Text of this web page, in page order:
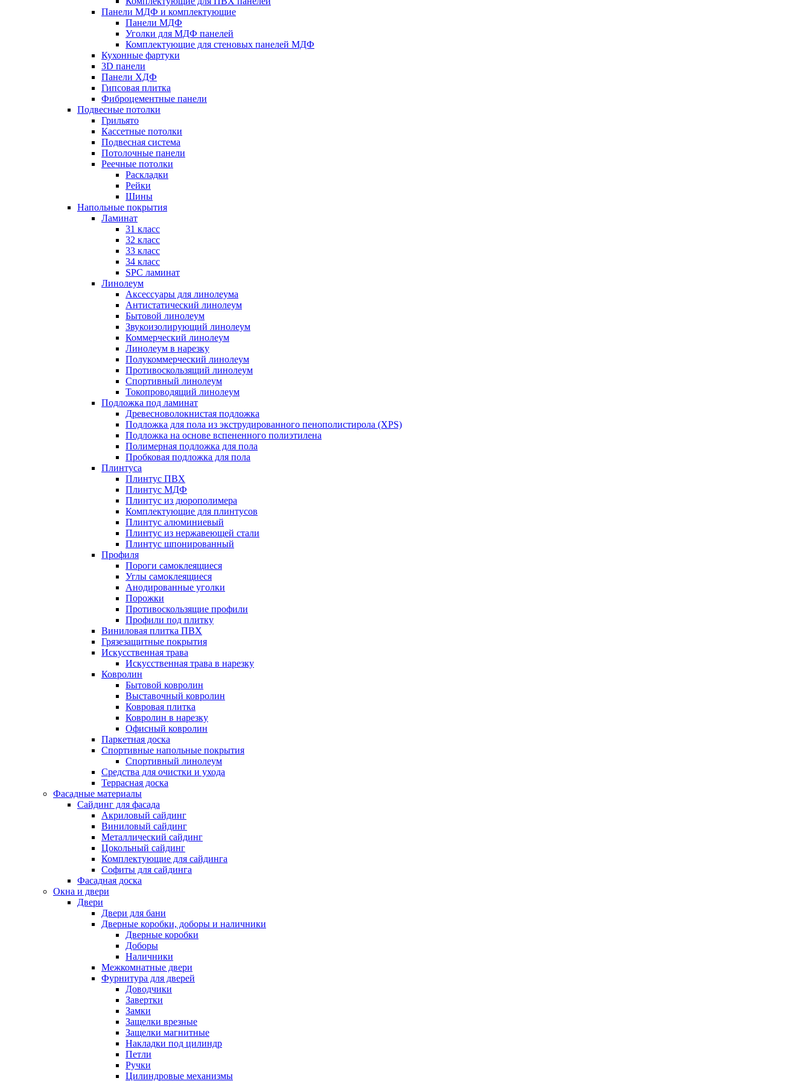
Панели МДФ и комплектующие
Панели МДФ
Уголки для МДФ панелей
Комплектующие для стеновых панелей МДФ
Кухонные фартуки
3D панели
Панели ХДФ
Гипсовая плитка
Фиброцементные панели
Подвесные потолки
Грильято
Кассетные потолки
Подвесная система
Потолочные панели
Реечные потолки
Раскладки
Рейки
Шины
Напольные покрытия
Ламинат
31 класс
32 класс
33 класс
34 класс
SPC ламинат
Линолеум
Аксессуары для линолеума
Антистатический линолеум
Бытовой линолеум
Звукоизолирующий линолеум
Коммерческий линолеум
Линолеум в нарезку
Полукоммерческий линолеум
Противоскользящий линолеум
Спортивный линолеум
Токопроводящий линолеум
Подложка под ламинат
Древесноволокнистая подложка
Подложка для пола из экструдированного пенополистирола (XPS)
Подложка на основе вспененного полиэтилена
Полимерная подложка для пола
Пробковая подложка для пола
Плинтуса
Плинтус ПВХ
Плинтус МДФ
Плинтус из дюрополимера
Комплектующие для плинтусов
Плинтус алюминиевый
Плинтус из нержавеющей стали
Плинтус шпонированный
Профиля
Пороги самоклеящиеся
Углы самоклеящиеся
Анодированные уголки
Порожки
Противоскользящие профили
Профили под плитку
Виниловая плитка ПВХ
Грязезащитные покрытия
Искусственная трава
Искусственная трава в нарезку
Ковролин
Бытовой ковролин
Выставочный ковролин
Ковровая плитка
Ковролин в нарезку
Офисный ковролин
Паркетная доска
Спортивные напольные покрытия
Спортивный линолеум
Средства для очистки и ухода
Террасная доска
Фасадные материалы
Сайдинг для фасада
Акриловый сайдинг
Виниловый сайдинг
Металлический сайдинг
Цокольный сайдинг
Комплектующие для сайдинга
Софиты для сайдинга
Фасадная доска
Окна и двери
Двери
Двери для бани
Дверные коробки, доборы и наличники
Дверные коробки
Доборы
Наличники
Межкомнатные двери
Фурнитура для дверей
Доводчики
Завертки
Замки
Защелки врезные
Защелки магнитные
Накладки под цилиндр
Петли
Ручки
Цилиндровые механизмы